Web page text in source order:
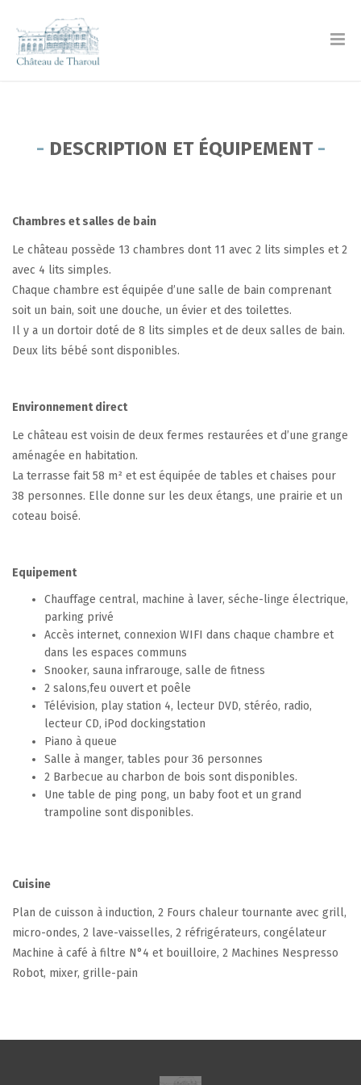
DESCRIPTION ET ÉQUIPEMENT
Chambres et salles de bain
Le château possède 13 chambres dont 11 avec 2 lits simples et 2
avec 4 lits simples.
Chaque chambre est équipée d’une salle de bain comprenant
soit un bain, soit une douche, un évier et des toilettes.
Il y a un dortoir doté de 8 lits simples et de deux salles de bain.
Deux lits bébé sont disponibles.
Environnement direct
Le château est voisin de deux fermes restaurées et d’une grange
aménagée en habitation.
La terrasse fait 58 m² et est équipée de tables et chaises pour
38 personnes. Elle donne sur les deux étangs, une prairie et un
coteau boisé.
Equipement
Chauffage central, machine à laver, séche-linge électrique,
parking privé
Accès internet, connexion WIFI dans chaque chambre et
dans les espaces communs
Snooker, sauna infrarouge, salle de fitness
2 salons,feu ouvert et poêle
Télévision, play station 4, lecteur DVD, stéréo, radio,
lecteur CD, iPod dockingstation
Piano à queue
Salle à manger, tables pour 36 personnes
2 Barbecue au charbon de bois sont disponibles.
Une table de ping pong, un baby foot et un grand
trampoline sont disponibles.
Cuisine
Plan de cuisson à induction, 2 Fours chaleur tournante avec grill,
micro-ondes, 2 lave-vaisselles, 2 réfrigérateurs, congélateur
Machine à café à filtre N°4 et bouilloire, 2 Machines Nespresso
Robot, mixer, grille-pain